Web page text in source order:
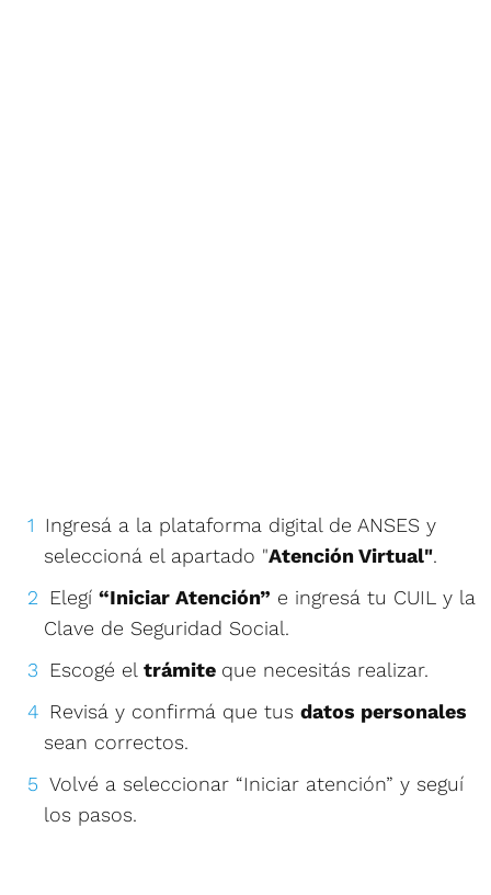
Ingresá a la plataforma digital de ANSES y
seleccioná el apartado "Atención Virtual".
Elegí “Iniciar Atención” e ingresá tu CUIL y la
Clave de Seguridad Social.
Escogé el trámite que necesitás realizar.
Revisá y confirmá que tus datos personales
sean correctos.
Volvé a seleccionar “Iniciar atención” y seguí
los pasos.